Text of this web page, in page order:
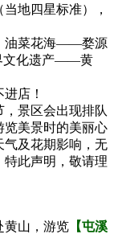
地四星标准），
油菜花海——婺源
文化遗产——黄
店！
景区会出现排队
览美景时的美丽心
气及花期影响，无
此声明，敬请理
黄山，游览 【屯溪